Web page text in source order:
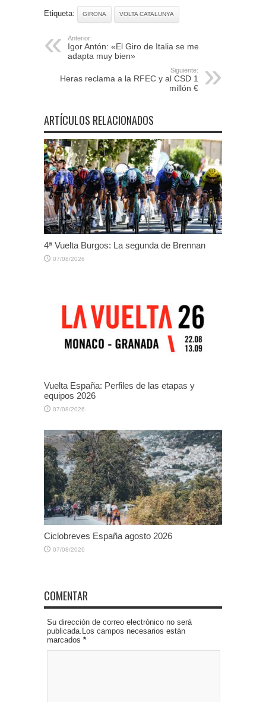
Etiqueta: GIRONA VOLTA CATALUNYA
Anterior:
Igor Antón: «El Giro de Italia se me
adapta muy bien»
Siguiente:
Heras reclama a la RFEC y al CSD 1
millón €
ARTÍCULOS RELACIONADOS
4ª Vuelta Burgos: La segunda de Brennan
07/08/2026
Vuelta España: Perfiles de las etapas y
equipos 2026
07/08/2026
Ciclobreves España agosto 2026
07/08/2026
COMENTAR
Su dirección de correo electrónico no será
publicada.Los campos necesarios están
marcados *